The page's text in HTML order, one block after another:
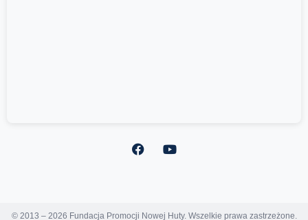
© 2013 – 2026 Fundacja Promocji Nowej Huty. Wszelkie prawa zastrzeżone.